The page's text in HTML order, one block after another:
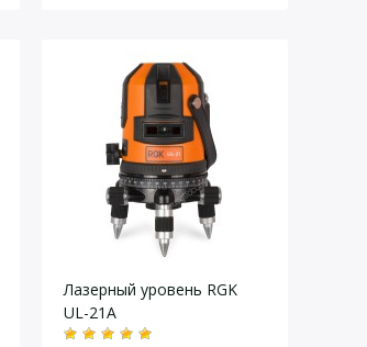
Лазерный уровень RGK
UL-21A